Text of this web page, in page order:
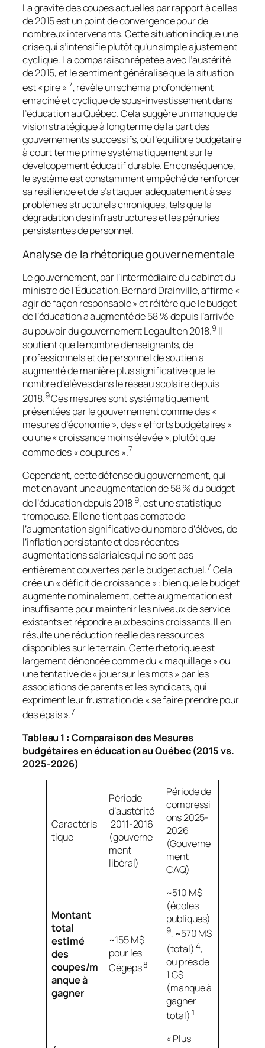
La gravité des coupes actuelles par rapport à celles
de 2015 est un point de convergence pour de
nombreux intervenants. Cette situation indique une
crise qui s’intensifie plutôt qu’un simple ajustement
cyclique. La comparaison répétée avec l’austérité
de 2015, et le sentiment généralisé que la situation
est « pire » 7, révèle un schéma profondément
enraciné et cyclique de sous-investissement dans
l’éducation au Québec. Cela suggère un manque de
vision stratégique à long terme de la part des
gouvernements successifs, où l’équilibre budgétaire
à court terme prime systématiquement sur le
développement éducatif durable. En conséquence,
le système est constamment empêché de renforcer
sa résilience et de s’attaquer adéquatement à ses
problèmes structurels chroniques, tels que la
dégradation des infrastructures et les pénuries
persistantes de personnel.
Analyse de la rhétorique gouvernementale
Le gouvernement, par l’intermédiaire du cabinet du
ministre de l’Éducation, Bernard Drainville, affirme «
agir de façon responsable » et réitère que le budget
de l’éducation a augmenté de 58 % depuis l’arrivée
au pouvoir du gouvernement Legault en 2018.9Il
soutient que le nombre d’enseignants, de
professionnels et de personnel de soutien a
augmenté de manière plus significative que le
nombre d’élèves dans le réseau scolaire depuis
2018.9Ces mesures sont systématiquement
présentées par le gouvernement comme des «
mesures d’économie », des « efforts budgétaires »
ou une « croissance moins élevée », plutôt que
comme des « coupures ».7
Cependant, cette défense du gouvernement, qui
met en avant une augmentation de 58 % du budget
de l’éducation depuis 2018 9, est une statistique
trompeuse. Elle ne tient pas compte de
l’augmentation significative du nombre d’élèves, de
l’inflation persistante et des récentes
augmentations salariales qui ne sont pas
entièrement couvertes par le budget actuel.7 Cela
crée un « déficit de croissance » : bien que le budget
augmente nominalement, cette augmentation est
insuffisante pour maintenir les niveaux de service
existants et répondre aux besoins croissants. Il en
résulte une réduction réelle des ressources
disponibles sur le terrain. Cette rhétorique est
largement dénoncée comme du « maquillage » ou
une tentative de « jouer sur les mots » par les
associations de parents et les syndicats, qui
expriment leur frustration de « se faire prendre pour
des épais ».7
Tableau 1 : Comparaison des Mesures
budgétaires en éducation au Québec (2015 vs.
2025-2026)
Caractéris
tique
Période
d’austérité
2011-2016
(gouverne
ment
libéral)
Période de
compressi
ons 2025-
2026
(Gouverne
ment
CAQ)
Montant
total
estimé
des
coupes/m
anque à
gagner
~155 M$
pour les
Cégeps8
~510 M$
(écoles
publiques)
9, ~570 M$
(total)4,
ou près de
1 G$
(manque à
gagner
total) 1
« Plus